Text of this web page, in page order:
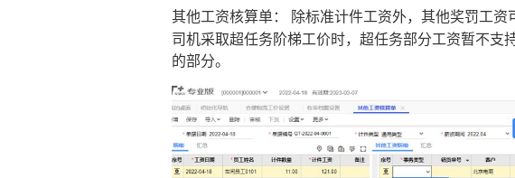
其他工资核算单： 除标准计件工资外，其他奖罚工
司机采取超任务阶梯工价时，超任务部分工资暂不支
的部分。